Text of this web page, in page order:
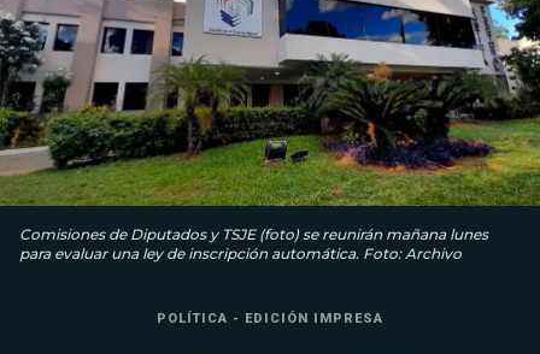
Comisiones de Diputados y TSJE (foto) se reunirán mañana lunes
para evaluar una ley de inscripción automática. Foto: Archivo
POLÍTICA - EDICIÓN IMPRESA